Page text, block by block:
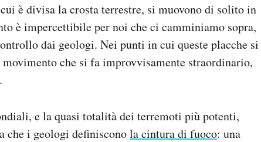
è divisa la crosta terrestre, si muovono di solito in
è impercettibile per noi che ci camminiamo sopra,
dai geologi. Nei punti in cui queste placche si
movimento che si fa improvvisamente straordinario,
e la quasi totalità dei terremoti più potenti,
che i geologi definisconola cintura di fuoco: una